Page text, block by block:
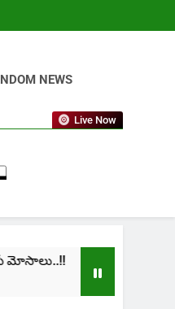
NEWS
Live Now